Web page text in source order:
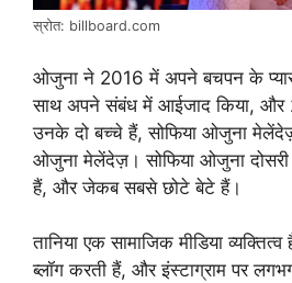
स्रोत: billboard.com
ओजुना ने 2016 में अपने बचपन के
साथ अपने संबंध में आईजाद किया, और
उनके दो बच्चे हैं, सोफिया ओजुना
ओजुना मेलेंदेज़। सोफिया ओजुना दोसरी
हैं, और जेकब सबसे छोटे बेटे हैं।
तानिया एक सामाजिक मीडिया
ब्लॉग करती हैं, और इंस्टाग्राम पर